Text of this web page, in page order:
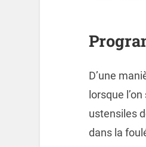
D’une
lorsque
ustensiles
dans la